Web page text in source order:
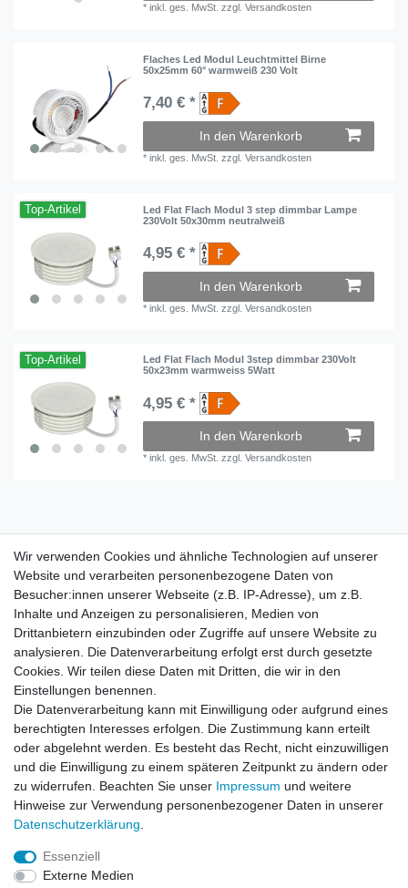
*inkl. ges. MwSt. zzgl.Versandkosten
Flaches Led Modul Leuchtmittel Birne
50x25mm 60° warmweiß 230 Volt
7,40 € *
In den Warenkorb
*inkl. ges. MwSt. zzgl.Versandkosten
Top-Artikel
Led Flat Flach Modul 3 step dimmbar Lampe
230Volt 50x30mm neutralweiß
4,95 € *
In den Warenkorb
*inkl. ges. MwSt. zzgl.Versandkosten
Top-Artikel
Led Flat Flach Modul 3step dimmbar 230Volt
50x23mm warmweiss 5Watt
4,95 € *
In den Warenkorb
*inkl. ges. MwSt. zzgl.Versandkosten
Wir verwenden Cookies und ähnliche Technologien auf unserer
Website und verarbeiten personenbezogene Daten von
Besucher:innen unserer Webseite (z.B. IP-Adresse), um z.B.
Inhalte und Anzeigen zu personalisieren, Medien von
Drittanbietern einzubinden oder Zugriffe auf unsere Website zu
analysieren. Die Datenverarbeitung erfolgt erst durch gesetzte
Cookies. Wir teilen diese Daten mit Dritten, die wir in den
Einstellungen benennen.
Die Datenverarbeitung kann mit Einwilligung oder aufgrund eines
berechtigten Interesses erfolgen. Die Zustimmung kann erteilt
oder abgelehnt werden. Es besteht das Recht, nicht einzuwilligen
und die Einwilligung zu einem späteren Zeitpunkt zu ändern oder
zu widerrufen. Beachten Sie unser Impressum und weitere
Hinweise zur Verwendung personenbezogener Daten in unserer
Daten­schutz­erklärung
Essenziell
Externe Medien
Impressum Daten­schutz­erklärung AGB
Barrierefreiheitserklärung
Vertrag widerrufen Kontakt
Wir verwenden Cookies und ähnliche Technologien auf unserer
Website und verarbeiten personenbezogene Daten von
Besucher:innen unserer Webseite (z.B. IP-Adresse), um z.B.
Inhalte und Anzeigen zu personalisieren, Medien von
Drittanbietern einzubinden oder Zugriffe auf unsere Website zu
analysieren. Die Datenverarbeitung erfolgt erst durch gesetzte
Cookies. Wir teilen diese Daten mit Dritten, die wir in den
Einstellungen benennen.
Die Datenverarbeitung kann mit Einwilligung oder aufgrund eines
berechtigten Interesses erfolgen. Die Zustimmung kann erteilt
oder abgelehnt werden. Es besteht das Recht, nicht einzuwilligen
und die Einwilligung zu einem späteren Zeitpunkt zu ändern oder
zu widerrufen. Beachten Sie unser Impressum und weitere
Hinweise zur Verwendung personenbezogener Daten in unserer
Daten­schutz­erklärung
Essenziell
Externe Medien
Impressum